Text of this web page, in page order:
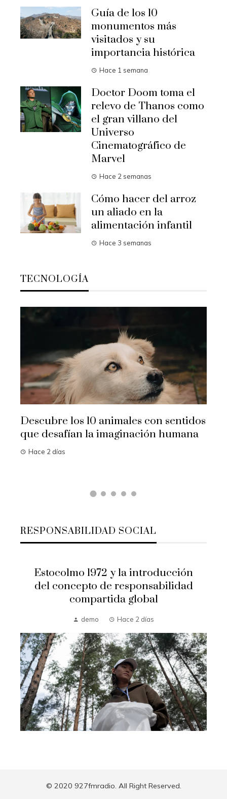
Guía de los 10
monumentos más
visitados y su
importancia histórica
Hace 1 semana
Doctor Doom toma el
relevo de Thanos como
el gran villano del
Universo
Cinematográfico de
Marvel
Hace 2 semanas
Cómo hacer del arroz
un aliado en la
alimentación infantil
Hace 3 semanas
TECNOLOGÍA
Descubre los 10 animales con sentidos
que desafían la imaginación humana
Hace 2 días
RESPONSABILIDAD SOCIAL
Estocolmo 1972 y la introducción
del concepto de responsabilidad
compartida global
demo Hace 2 días
© 2020 927fmradio. All Right Reserved.